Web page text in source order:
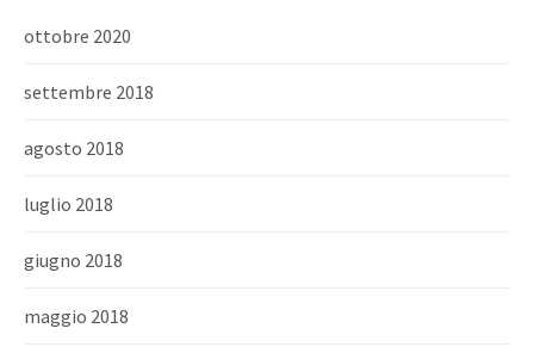
ottobre 2020
settembre 2018
agosto 2018
luglio 2018
giugno 2018
maggio 2018